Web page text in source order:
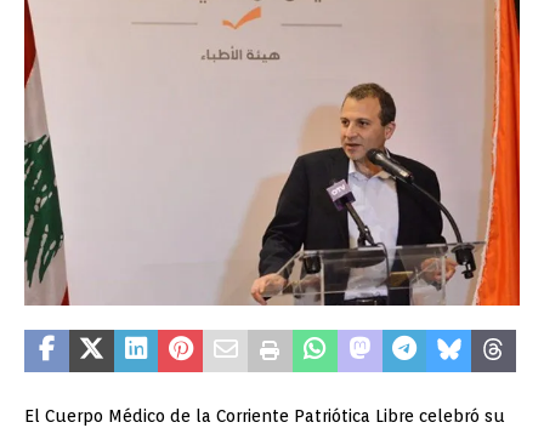
El Cuerpo Médico de la Corriente Patriótica Libre celebró su